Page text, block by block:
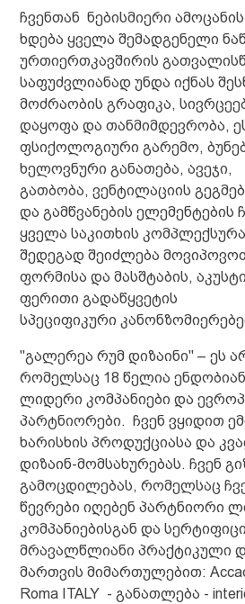
ჩვენთან ნებისმიერი
ხდება ყველა შემადგენელი
ურთიერთკავშირის
საფუძვლიანად უნდა იქნას
მოძრაობის გრაფიკა,
დაყოფა და თანმიმდევრობა,
ფსიქოლოგიური გარემო,
ხელოვნური განათება, ავეჯი,
გათბობა, ვენტილაციის
და გამწვანების
ყველა საკითხის
შედეგად შეიძლება
ფორმისა და მასშტაბის,
ფერითი გადაწყვეტის
სპეციფიკური
"გალერეა რუმ დიზაინი" – ეს
რომელსაც 18 წელია
ლიდერი კომპანიები და
პარტნიორები. ჩვენ ვყიდით
ხარისხის პროდუქციასა და
დიზაინ-მომსახურებას. ჩვენ
გამოცდილებას, რომელსაც
წევრები იღებენ პარტნიორი
კომპანიებისგან და
მრავალწლიანი პრაქტიკული
მართვის მიმართულებით:
Roma ITALY - განათლება -